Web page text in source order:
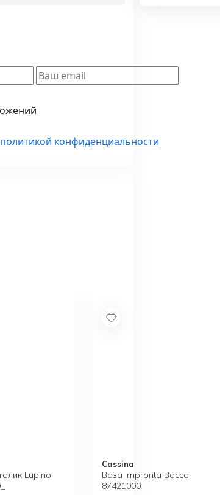
царапины
России
конфиденциальности
Lupino
Cassina
Ваза Impronta Bocca
87421000